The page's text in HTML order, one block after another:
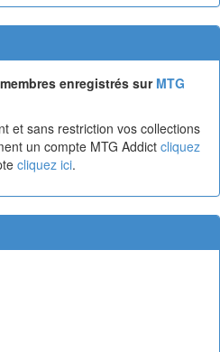
enregistrés sur MTG
et sans restriction vos collections
un compte MTG Addict cliquez
cliquez ici.